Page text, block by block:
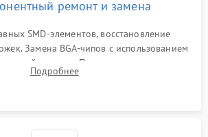
ремонт и замена
SMD-элементов, восстановление
Замена BGA-чипов с использованием
станции. Прошивка микросхемы
замена поврежденных портов USB
Подробнее